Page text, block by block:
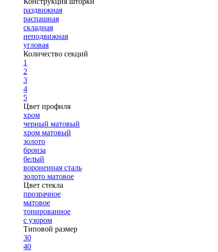
раздвижная
распашная
складная
неподвижная
угловая
Количество секций
1
2
3
4
5
Цвет профиля
хром
черный матовый
хром матовый
золото
бронза
белый
вороненная сталь
золото матовое
Цвет стекла
прозрачное
матовое
тонированное
с узором
Типовой размер
30
40